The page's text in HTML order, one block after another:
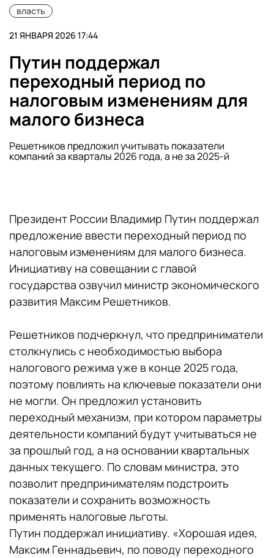
власть
21 ЯНВАРЯ 2026 17:44
Путин поддержал
переходный период по
налоговым изменениям для
малого бизнеса
Решетников предложил учитывать показатели
компаний за кварталы 2026 года, а не за 2025-й
Президент России Владимир Путин поддержал
предложение ввести переходный период по
налоговым изменениям для малого бизнеса.
Инициативу на совещании с главой
государства озвучил министр экономического
развития Максим Решетников.
Решетников подчеркнул, что предприниматели
столкнулись с необходимостью выбора
налогового режима уже в конце 2025 года,
поэтому повлиять на ключевые показатели они
не могли. Он предложил установить
переходный механизм, при котором параметры
деятельности компаний будут учитываться не
за прошлый год, а на основании квартальных
данных текущего. По словам министра, это
позволит предпринимателям подстроить
показатели и сохранить возможность
применять налоговые льготы.
Путин поддержал инициативу. «Хорошая идея,
Максим Геннадьевич, по поводу переходного